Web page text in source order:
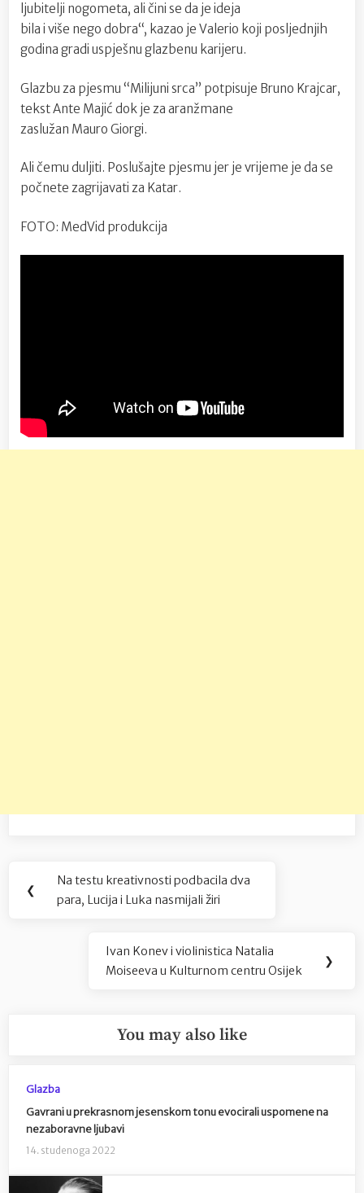
ljubitelji nogometa, ali čini se da je ideja
bila i više nego dobra“, kazao je Valerio koji posljednjih
godina gradi uspješnu glazbenu karijeru.
Glazbu za pjesmu “Milijuni srca” potpisuje Bruno Krajcar,
tekst Ante Majić dok je za aranžmane
zaslužan Mauro Giorgi.
Ali čemu duljiti. Poslušajte pjesmu jer je vrijeme je da se
počnete zagrijavati za Katar.
FOTO: MedVid produkcija
Navigacija
objava
❮
Previous
Post:
Na testu kreativnosti podbacila dva
para, Lucija i Luka nasmijali žiri
Next
Post:
Ivan Konev i violinistica Natalia
Moiseeva u Kulturnom centru Osijek
❯
You may also like
Glazba
Gavrani u prekrasnom jesenskom tonu evocirali uspomene na
nezaboravne ljubavi
14. studenoga 2022